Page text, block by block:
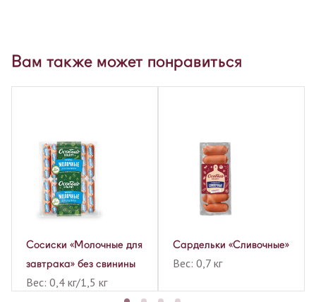
Вам также может понравиться
Сосиски «Молочные для
завтрака» без свинины
Вес: 0,4 кг/1,5 кг
Сардельки «Сливочные»
Вес: 0,7 кг